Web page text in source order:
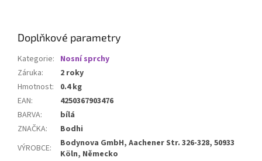
Doplňkové parametry
Kategorie: Nosní sprchy
Záruka:
2 roky
Hmotnost:
0.4 kg
EAN:
4250367903476
BARVA:
bílá
ZNAČKA:
Bodhi
VÝROBCE:
Bodynova GmbH, Aachener Str. 326-328, 50933
Köln, Německo